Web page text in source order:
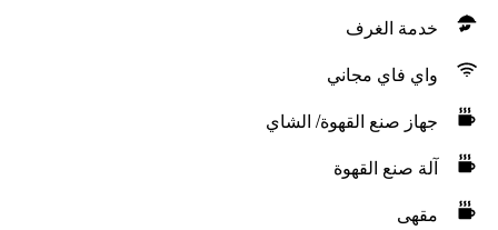
خدمة الغرف
واي فاي مجاني
جهاز صنع القهوة/ الشاي
آلة صنع القهوة
مقهى